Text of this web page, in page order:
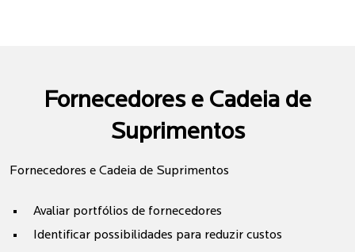
Fornecedores e Cadeia de
Suprimentos
Fornecedores e Cadeia de Suprimentos
Avaliar portfólios de fornecedores
Identificar possibilidades para reduzir custos